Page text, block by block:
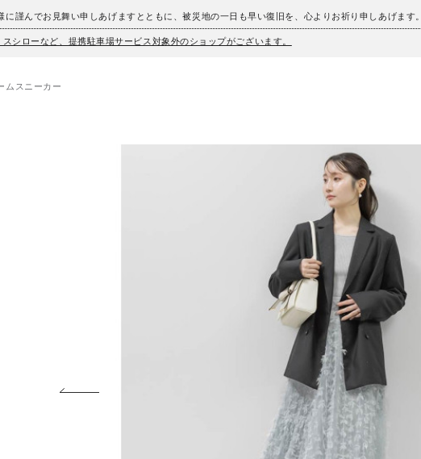
謹んでお見舞い申しあげますとともに、被災地の一日も早い復旧を、心よりお祈り申しあげます。
シローなど、提携駐車場サービス対象外のショップがございます。
ムスニーカー